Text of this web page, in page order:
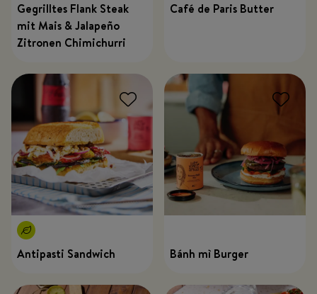
Gegrilltes Flank Steak
mit Mais & Jalapeño
Zitronen Chimichurri
Café de Paris Butter
Antipasti Sandwich Bánh mì Burger